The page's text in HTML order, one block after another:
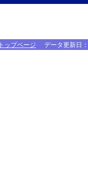
トップページ データ更新日：